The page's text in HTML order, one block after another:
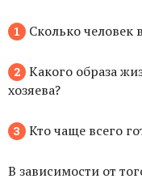
Сколько человек
Какого образа
хозяева?
Кто чаще всего
В зависимости от